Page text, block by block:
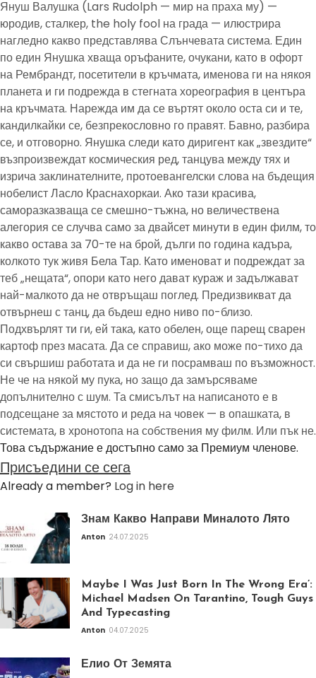
Януш Валушка (Lars Rudolph — мир на праха му) —
юродив, сталкер, the holy fool на града — илюстрира
нагледно какво представлява Слънчевата система. Един
по един Янушка хваща оръфаните, очукани, като в офорт
на Рембрандт, посетители в кръчмата, именова ги на някоя
планета и ги подрежда в стегната хореография в центъра
на кръчмата. Нарежда им да се въртят около оста си и те,
кандилкайки се, безпрекословно го правят. Бавно, разбира
се, и отговорно. Янушка следи като диригент как „звездите“
възпроизвеждат космическия ред, танцува между тях и
изрича заклинателните, протоевангелски слова на бъдещия
нобелист Ласло Краснахоркаи. Ако тази красива,
саморазказваща се смешно-тъжна, но величествена
алегория се случва само за двайсет минути в един филм, то
какво остава за 70-те на брой, дълги по година кадъра,
колкото тук живя Бела Тар. Като именоват и подреждат за
теб „нещата“, опори като него дават кураж и задължават
най-малкото да не отвръщаш поглед. Предизвикват да
отвърнеш с танц, да бъдеш едно ниво по-близо.
Подхвърлят ти ги, ей така, като обелен, още парещ сварен
картоф през масата. Да се справиш, ако може по-тихо да
си свършиш работата и да не ги посрамваш по възможност.
Не че на някой му пука, но защо да замърсяваме
допълнително с шум. Та смисълът на написаното е в
подсещане за мястото и реда на човек — в опашката, в
системата, в хронотопа на собствения му филм. Или пък не.
Това съдържание е достъпно само за Премиум членове.
Присъедини се сега
Already a member? Log in here
Знам Какво Направи Миналото Лято
Anton 24.07.2025
Maybe I Was Just Born In The Wrong Era’:
Michael Madsen On Tarantino, Tough Guys
And Typecasting
Anton 04.07.2025
Елио От Земята